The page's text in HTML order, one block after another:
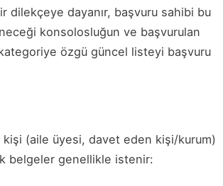
dilekçeye dayanır, başvuru sahibi bu
konsolosluğun ve başvurulan
özgü güncel listeyi başvuru
kişi (aile üyesi, davet eden kişi/kurum)
belgeler genellikle istenir: